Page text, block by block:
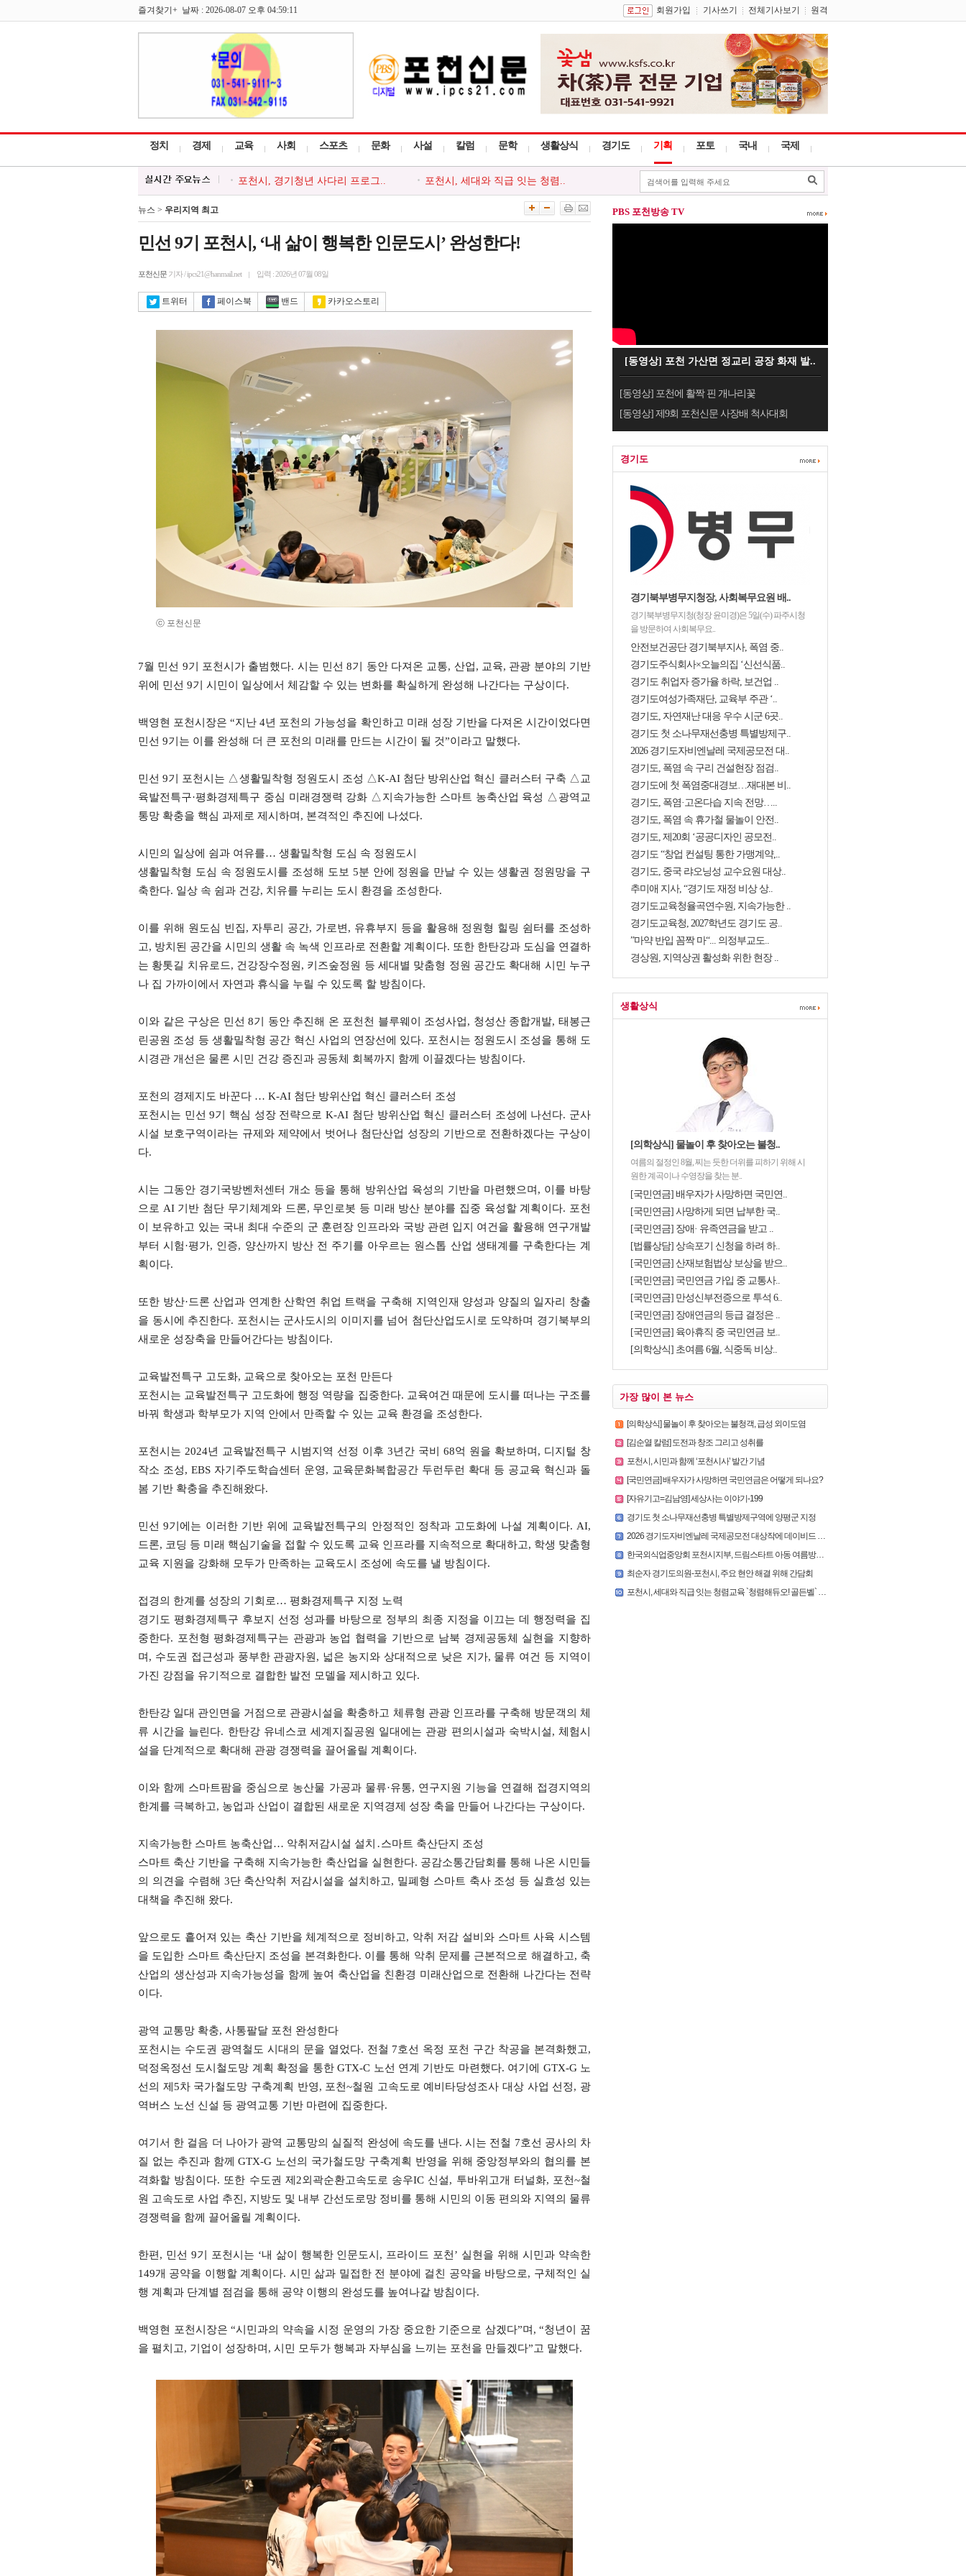
즐겨찾기+ 날짜 : 2026-08-07 오후 04:59:11 회원가입 기사쓰기 전체기사보기 원격
정치 경제 교육 사회 스포츠 문화 사설 칼럼 문학 생활상식 경기도 기획 포토 국내 국제
포천시, 경기청년 사다리 프로그..
포천시, 세대와 직급 잇는 청렴..
대한적십자 영북봉사회, 포천시 ..
‘아름드리’, 안전부터 나눔까..
포천시, 청년 낙농인과 폭염 극..
한국외식업중앙회 포천시지부, ..
포천동 유관 단체, 지역 주민 위..
포천시, 시민과 함께 ‘포천시사..
포천시종합사회복지관, 지역주민..
뉴스 > 우리지역 최고
민선 9기 포천시, ‘내 삶이 행복한 인문도시’ 완성한다!
포천신문 기자 / ipcs21@hanmail.net 입력 : 2026년 07월 08일
트위터 페이스북 밴드 카카오스토리
ⓒ 포천신문
7월 민선 9기 포천시가 출범했다. 시는 민선 8기 동안 다져온 교통, 산업, 교육, 관광 분야의 기반
위에 민선 9기 시민이 일상에서 체감할 수 있는 변화를 확실하게 완성해 나간다는 구상이다.
백영현 포천시장은 “지난 4년 포천의 가능성을 확인하고 미래 성장 기반을 다져온 시간이었다면
민선 9기는 이를 완성해 더 큰 포천의 미래를 만드는 시간이 될 것”이라고 말했다.
민선 9기 포천시는 △생활밀착형 정원도시 조성 △K-AI 첨단 방위산업 혁신 클러스터 구축 △교
육발전특구·평화경제특구 중심 미래경쟁력 강화 △지속가능한 스마트 농축산업 육성 △광역교
통망 확충을 핵심 과제로 제시하며, 본격적인 추진에 나섰다.
시민의 일상에 쉼과 여유를… 생활밀착형 도심 속 정원도시
생활밀착형 도심 속 정원도시를 조성해 도보 5분 안에 정원을 만날 수 있는 생활권 정원망을 구
축한다. 일상 속 쉼과 건강, 치유를 누리는 도시 환경을 조성한다.
이를 위해 원도심 빈집, 자투리 공간, 가로변, 유휴부지 등을 활용해 정원형 힐링 쉼터를 조성하
고, 방치된 공간을 시민의 생활 속 녹색 인프라로 전환할 계획이다. 또한 한탄강과 도심을 연결하
는 황톳길 치유로드, 건강장수정원, 키즈숲정원 등 세대별 맞춤형 정원 공간도 확대해 시민 누구
나 집 가까이에서 자연과 휴식을 누릴 수 있도록 할 방침이다.
이와 같은 구상은 민선 8기 동안 추진해 온 포천천 블루웨이 조성사업, 청성산 종합개발, 태봉근
린공원 조성 등 생활밀착형 공간 혁신 사업의 연장선에 있다. 포천시는 정원도시 조성을 통해 도
시경관 개선은 물론 시민 건강 증진과 공동체 회복까지 함께 이끌겠다는 방침이다.
포천의 경제지도 바꾼다 … K-AI 첨단 방위산업 혁신 클러스터 조성
포천시는 민선 9기 핵심 성장 전략으로 K-AI 첨단 방위산업 혁신 클러스터 조성에 나선다. 군사
시설 보호구역이라는 규제와 제약에서 벗어나 첨단산업 성장의 기반으로 전환하겠다는 구상이
다.
시는 그동안 경기국방벤처센터 개소 등을 통해 방위산업 육성의 기반을 마련했으며, 이를 바탕
으로 AI 기반 첨단 무기체계와 드론, 무인로봇 등 미래 방산 분야를 집중 육성할 계획이다. 포천
이 보유하고 있는 국내 최대 수준의 군 훈련장 인프라와 국방 관련 입지 여건을 활용해 연구개발
부터 시험·평가, 인증, 양산까지 방산 전 주기를 아우르는 원스톱 산업 생태계를 구축한다는 계
획이다.
또한 방산·드론 산업과 연계한 산학연 취업 트랙을 구축해 지역인재 양성과 양질의 일자리 창출
을 동시에 추진한다. 포천시는 군사도시의 이미지를 넘어 첨단산업도시로 도약하며 경기북부의
새로운 성장축을 만들어간다는 방침이다.
교육발전특구 고도화, 교육으로 찾아오는 포천 만든다
포천시는 교육발전특구 고도화에 행정 역량을 집중한다. 교육여건 때문에 도시를 떠나는 구조를
바꿔 학생과 학부모가 지역 안에서 만족할 수 있는 교육 환경을 조성한다.
포천시는 2024년 교육발전특구 시범지역 선정 이후 3년간 국비 68억 원을 확보하며, 디지털 창
작소 조성, EBS 자기주도학습센터 운영, 교육문화복합공간 두런두런 확대 등 공교육 혁신과 돌
봄 기반 확충을 추진해왔다.
민선 9기에는 이러한 기반 위에 교육발전특구의 안정적인 정착과 고도화에 나설 계획이다. AI,
드론, 코딩 등 미래 핵심기술을 접할 수 있도록 교육 인프라를 지속적으로 확대하고, 학생 맞춤형
교육 지원을 강화해 모두가 만족하는 교육도시 조성에 속도를 낼 방침이다.
접경의 한계를 성장의 기회로… 평화경제특구 지정 노력
경기도 평화경제특구 후보지 선정 성과를 바탕으로 정부의 최종 지정을 이끄는 데 행정력을 집
중한다. 포천형 평화경제특구는 관광과 농업 협력을 기반으로 남북 경제공동체 실현을 지향하
며, 수도권 접근성과 풍부한 관광자원, 넓은 농지와 상대적으로 낮은 지가, 물류 여건 등 지역이
가진 강점을 유기적으로 결합한 발전 모델을 제시하고 있다.
한탄강 일대 관인면을 거점으로 관광시설을 확충하고 체류형 관광 인프라를 구축해 방문객의 체
류 시간을 늘린다. 한탄강 유네스코 세계지질공원 일대에는 관광 편의시설과 숙박시설, 체험시
설을 단계적으로 확대해 관광 경쟁력을 끌어올릴 계획이다.
이와 함께 스마트팜을 중심으로 농산물 가공과 물류·유통, 연구지원 기능을 연결해 접경지역의
한계를 극복하고, 농업과 산업이 결합된 새로운 지역경제 성장 축을 만들어 나간다는 구상이다.
지속가능한 스마트 농축산업… 악취저감시설 설치․스마트 축산단지 조성
스마트 축산 기반을 구축해 지속가능한 축산업을 실현한다. 공감소통간담회를 통해 나온 시민들
의 의견을 수렴해 3단 축산악취 저감시설을 설치하고, 밀폐형 스마트 축사 조성 등 실효성 있는
대책을 추진해 왔다.
앞으로도 흩어져 있는 축산 기반을 체계적으로 정비하고, 악취 저감 설비와 스마트 사육 시스템
을 도입한 스마트 축산단지 조성을 본격화한다. 이를 통해 악취 문제를 근본적으로 해결하고, 축
산업의 생산성과 지속가능성을 함께 높여 축산업을 친환경 미래산업으로 전환해 나간다는 전략
이다.
광역 교통망 확충, 사통팔달 포천 완성한다
포천시는 수도권 광역철도 시대의 문을 열었다. 전철 7호선 옥정 포천 구간 착공을 본격화했고,
덕정옥정선 도시철도망 계획 확정을 통한 GTX-C 노선 연계 기반도 마련했다. 여기에 GTX-G 노
선의 제5차 국가철도망 구축계획 반영, 포천~철원 고속도로 예비타당성조사 대상 사업 선정, 광
역버스 노선 신설 등 광역교통 기반 마련에 집중한다.
여기서 한 걸음 더 나아가 광역 교통망의 실질적 완성에 속도를 낸다. 시는 전철 7호선 공사의 차
질 없는 추진과 함께 GTX-G 노선의 국가철도망 구축계획 반영을 위해 중앙정부와의 협의를 본
격화할 방침이다. 또한 수도권 제2외곽순환고속도로 송우IC 신설, 투바위고개 터널화, 포천~철
원 고속도로 사업 추진, 지방도 및 내부 간선도로망 정비를 통해 시민의 이동 편의와 지역의 물류
경쟁력을 함께 끌어올릴 계획이다.
한편, 민선 9기 포천시는 ‘내 삶이 행복한 인문도시, 프라이드 포천’ 실현을 위해 시민과 약속한
149개 공약을 이행할 계획이다. 시민 삶과 밀접한 전 분야에 걸친 공약을 바탕으로, 구체적인 실
행 계획과 단계별 점검을 통해 공약 이행의 완성도를 높여나갈 방침이다.
백영현 포천시장은 “시민과의 약속을 시정 운영의 가장 중요한 기준으로 삼겠다”며, “청년이 꿈
을 펼치고, 기업이 성장하며, 시민 모두가 행복과 자부심을 느끼는 포천을 만들겠다”고 말했다.
PBS 포천방송 TV
[동영상] 포천 가산면 정교리 공장 화재 발..
[동영상] 포천에 활짝 핀 개나리꽃
[동영상] 제9회 포천신문 사장배 척사대회
경기도
경기북부병무지청장, 사회복무요원 배..
경기북부병무지청(청장 윤미경)은 5일(수) 파주시청
을 방문하여 사회복무요..
안전보건공단 경기북부지사, 폭염 중..
경기도주식회사×오늘의집 ‘신선식품..
경기도 취업자 증가율 하락, 보건업 ..
경기도여성가족재단, 교육부 주관 ‘..
경기도, 자연재난 대응 우수 시군 6곳..
경기도 첫 소나무재선충병 특별방제구..
2026 경기도자비엔날레 국제공모전 대..
경기도, 폭염 속 구리 건설현장 점검..
경기도에 첫 폭염중대경보…재대본 비..
경기도, 폭염·고온다습 지속 전망…..
경기도, 폭염 속 휴가철 물놀이 안전..
경기도, 제20회 ‘공공디자인 공모전..
경기도 “창업 컨설팅 통한 가맹계약,..
경기도, 중국 랴오닝성 교수요원 대상..
추미애 지사, “경기도 재정 비상 상..
경기도교육청율곡연수원, 지속가능한 ..
경기도교육청, 2027학년도 경기도 공..
”마약 반입 꼼짝 마“... 의정부교도..
경상원, 지역상권 활성화 위한 현장 ..
생활상식
[의학상식] 물놀이 후 찾아오는 불청..
여름의 절정인 8월, 찌는 듯한 더위를 피하기 위해 시
원한 계곡이나 수영장을 찾는 분..
[국민연금] 배우자가 사망하면 국민연..
[국민연금] 사망하게 되면 납부한 국..
[국민연금] 장애· 유족연금을 받고 ..
[법률상담] 상속포기 신청을 하려 하..
[국민연금] 산재보험법상 보상을 받으..
[국민연금] 국민연금 가입 중 교통사..
[국민연금] 만성신부전증으로 투석 6..
[국민연금] 장애연금의 등급 결정은 ..
[국민연금] 육아휴직 중 국민연금 보..
[의학상식] 초여름 6월, 식중독 비상..
가장 많이 본 뉴스
[의학상식] 물놀이 후 찾아오는 불청객, 급성 외이도염
[김순열 칼럼] 도전과 창조 그리고 성취를
포천시, 시민과 함께 ‘포천시사’ 발간 기념
[국민연금] 배우자가 사망하면 국민연금은 어떻게 되나요?
[자유기고=김남영] 세상사는 이야기-199
경기도 첫 소나무재선충병 특별방제구역에 양평군 지정
2026 경기도자비엔날레 국제공모전 대상작에 데이비드 라우어의 ‘펀치카드 하우스’ 선정
한국외식업중앙회 포천시지부, 드림스타트 아동 여름방학 후원물품 전달
최순자 경기도의원-포천시, 주요 현안 해결 위해 간담회
포천시, 세대와 직급 잇는 청렴교육 `청렴해듀오! 골든벨` 개최